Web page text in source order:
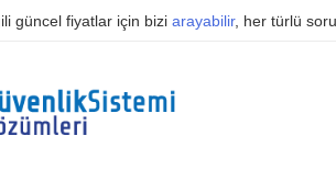
güncel fiyatlar için bizi arayabilir, her türlü